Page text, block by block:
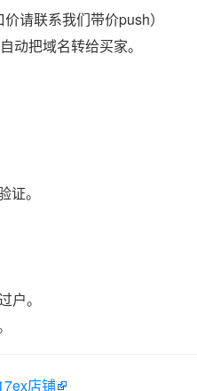
价请联系我们带价push）
动把域名转给买家。
。
户。
店铺